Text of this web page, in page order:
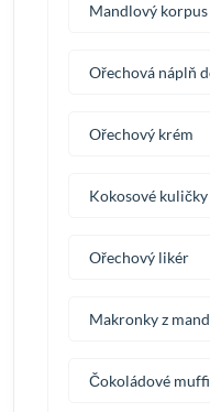
Mandlový korpus
Ořechová náplň
Ořechový krém
Kokosové kuličky
Ořechový likér
Makronky z
Čokoládové